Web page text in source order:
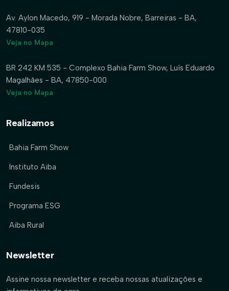
Av. Aylon Macedo, 919 - Morada Nobre, Barreiras - BA,
47810-035
Veja no Mapa
BR 242 KM 535 - Complexo Bahia Farm Show, Luís Eduardo
Magalhães - BA, 47850-000
Veja no Mapa
Realizamos
Bahia Farm Show
Instituto Aiba
Fundesis
Programa ESG
Aiba Rural
Newsletter
Assine nossa newsletter e receba nossas atualizações e